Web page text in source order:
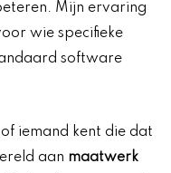
Mijn ervaring
wie specifieke
software
iemand kent die dat
aan maatwerk